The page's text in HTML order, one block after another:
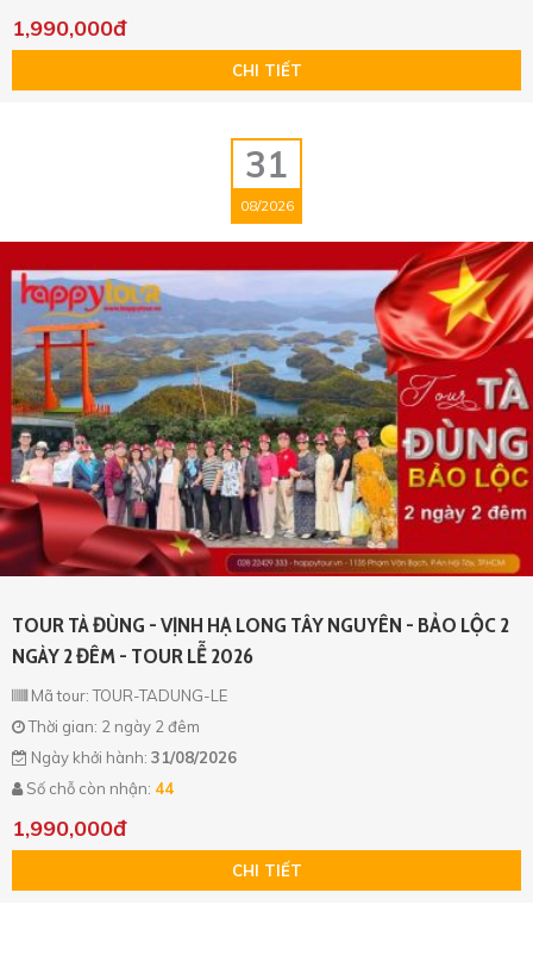
1,990,000đ
CHI TIẾT
31
08/2026
TOUR TÀ ĐÙNG - VỊNH HẠ LONG TÂY NGUYÊN - BẢO LỘC 2
NGÀY 2 ĐÊM - TOUR LỄ 2026
Mã tour: TOUR-TADUNG-LE
Thời gian: 2 ngày 2 đêm
Ngày khởi hành: 31/08/2026
Số chỗ còn nhận: 44
1,990,000đ
CHI TIẾT